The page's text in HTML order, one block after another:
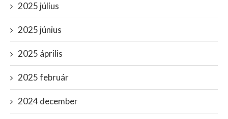
2025 július
2025 június
2025 április
2025 február
2024 december